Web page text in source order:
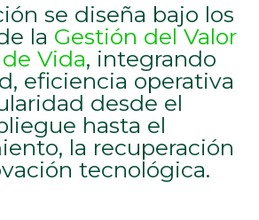
se diseña bajo los
la Gestión del Valor
Vida, integrando
eficiencia operativa
desde el
hasta el
la recuperación
tecnológica.